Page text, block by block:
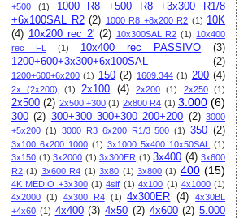
+500
(1)
1000 R8 +500 R8 +3x300 R1/8
+6x100SAL R2 (2) 1000 R8 +8x200 R2 (1) 10K
(4) 10x200 rec 2' (2) 10x300SAL R2 (1) 10x400
rec FL
(1) 10x400 rec PASSIVO
(3)
1200+600+3x300+6x100SAL
(2)
1200+600+6x200 (1) 150 (2) 1609.344 (1) 200 (4)
2x (2x200) (1) 2x100 (4) 2x200 (1) 2x250 (1)
2x500 (2) 2x500 +300 (1) 2x800 R4 (1) 3.000 (6)
300 (2) 300+300 300+300 200+200 (2) 3000
+5x200 (1) 3000 R3 6x200 R1/3 500 (1) 350 (2)
3x100 6x200 1000 (1) 3x1000 5x400 10x50SAL
(1)
3x150 (1) 3x2000 (1) 3x300ER (1) 3x400 (4) 3x600
R2 (1) 3x600 R4 (1) 3x80 (1) 3x800 (1) 400 (15)
4K MEDIO +3x300 (1) 4slf (1) 4x100 (1) 4x1000 (1)
4x2000 (1) 4x300 R4 (1) 4x300ER (4)
4x30BL
+4x60 (1) 4x400 (3) 4x50 (2) 4x600 (2) 5.000